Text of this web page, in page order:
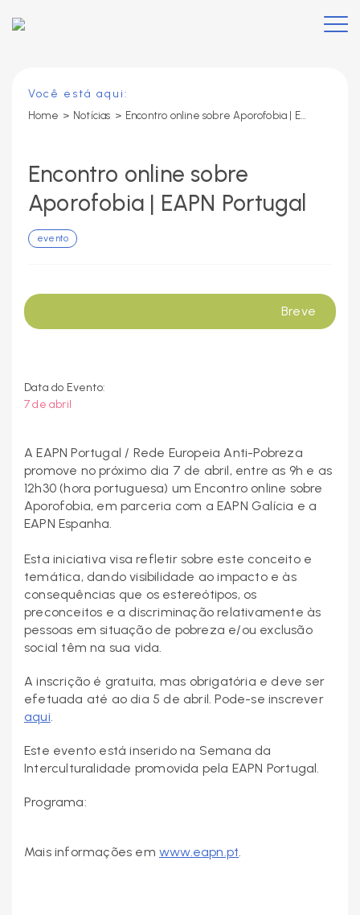
Você está aqui:
Home > Notícias > Encontro online sobre Aporofobia | EAPN Portugal
Encontro online sobre
Aporofobia | EAPN Portugal
evento
Breve
Data do Evento:
7 de abril
A EAPN Portugal / Rede Europeia Anti-Pobreza
promove no próximo dia 7 de abril, entre as 9h e as
12h30 (hora portuguesa) um Encontro online sobre
Aporofobia, em parceria com a EAPN Galícia e a
EAPN Espanha.
Esta iniciativa visa refletir sobre este conceito e
temática, dando visibilidade ao impacto e às
consequências que os estereótipos, os
preconceitos e a discriminação relativamente às
pessoas em situação de pobreza e/ou exclusão
social têm na sua vida.
A inscrição é gratuita, mas obrigatória e deve ser
efetuada até ao dia 5 de abril. Pode-se inscrever
aqui.
Este evento está inserido na Semana da
Interculturalidade promovida pela EAPN Portugal.
Programa:
Mais informações em www.eapn.pt.